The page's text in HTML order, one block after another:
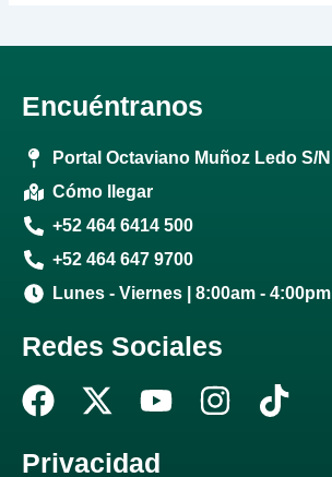
Encuéntranos
Portal Octaviano Muñoz Ledo S/N
Cómo llegar
+52 464 6414 500
+52 464 647 9700
Lunes - Viernes | 8:00am - 4:00pm
Redes Sociales
F
c
X
t
Y
u
I
T
Privacidad